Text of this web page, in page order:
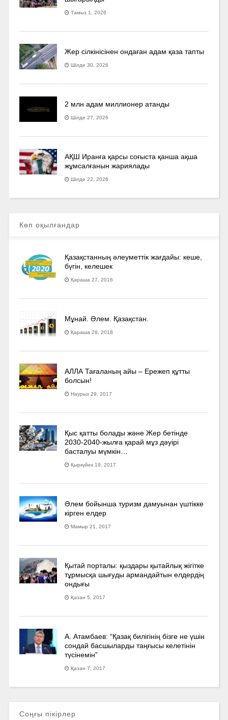
Тамыз 1, 2026
Жер сілкінісінен ондаған адам қаза тапты
Шілде 30, 2026
2 млн адам миллионер атанды
Шілде 27, 2026
АҚШ Иранға қарсы соғыста қанша ақша
жұмсалғанын жариялады
Шілде 22, 2026
Көп оқылғандар
Қазақстанның әлеуметтік жағдайы: кеше,
бүгін, келешек
Қараша 27, 2016
Мұнай. Әлем. Қазақстан.
Қараша 28, 2018
АЛЛА Тағаланың айы – Ережеп құтты
болсын!
Наурыз 29, 2017
Қыс қатты болады және Жер бетінде
2030-2040­-жылға қарай мұз дәуірі
басталуы мүмкін…
Қыркүйек 19, 2017
Әлем бойынша туризм дамуынан үштікке
кірген елдер
Мамыр 21, 2017
Қытай порталы: қыздары қытайлық жігітке
тұрмысқа шығуды армандайтын елдердің
ондығы
Қазан 5, 2017
А. Атамбаев: “Қазақ билігінің бізге не үшін
сондай басшыларды таңғысы келетінін
түсінемін”
Қазан 7, 2017
Соңғы пікірлер